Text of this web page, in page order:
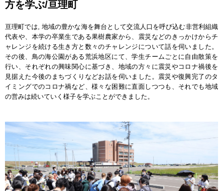
方を学ぶ/亘理町
亘理町では, 地域の豊かな海を舞台として交流人口を呼び込む非営利組織
代表や、本学の卒業生である果樹農家から、震災などのきっかけからチ
ャレンジを続ける生き方と数々のチャレンジについて話を伺いました。
その後、鳥の海公園がある荒浜地区にて、学生チームごとに自由散策を
行い、それぞれの興味関心に基づき、地域の方々に震災やコロナ禍後を
見据えた今後のまちづくりなどお話を伺いました。震災や復興完了のタ
イミングでのコロナ禍など、様々な困難に直面しつつも、それでも地域
の営みは続いていく様子を学ぶことができました。